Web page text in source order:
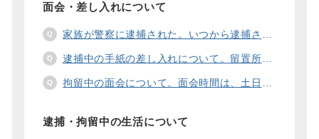
面会・差し入れについて
家族が警察に逮捕された。いつから逮捕された家族と面会することができますか？
逮捕中の手紙の差し入れについて。留置所に手紙を送る際の宛先の書き方は？
拘留中の面会について。面会時間は、土日や祝日の面会は、一度に面会できる人数は。
逮捕・拘留中の生活について